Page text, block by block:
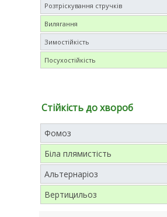
Розтріскування стручків
Вилягання
Зимостійкість
Посухостійкість
Стійкість до хвороб
Фомоз
Біла плямистість
Альтернаріоз
Вертицильоз